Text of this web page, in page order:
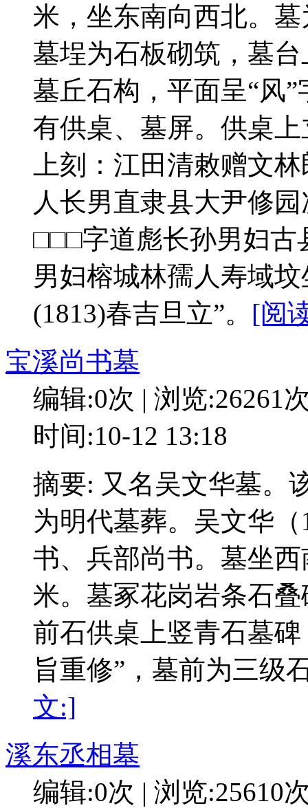
米，坐东南向西北。
墓埕为石板砌筑，墓
墓丘石构，平面呈“风
有供桌、墓屏。供桌
上刻：江田清敕赠文
人长男直隶县大尹修
□□□字道彪长孙男妇古
男妇榕城林孺人寿域
(1813)春吉旦立”。 [阅
宝溪尚书墓
编辑:0次 | 浏览:26261
时间:10-12 13:18
摘要: 又名吴文华墓。
为明代墓葬。吴文华
书、兵部尚书。墓坐
米。墓冢花岗岩条石
前石供桌上竖青石墓
旨重修”，墓前为三级
文:]
溪东丞相墓
编辑:0次 | 浏览:25610